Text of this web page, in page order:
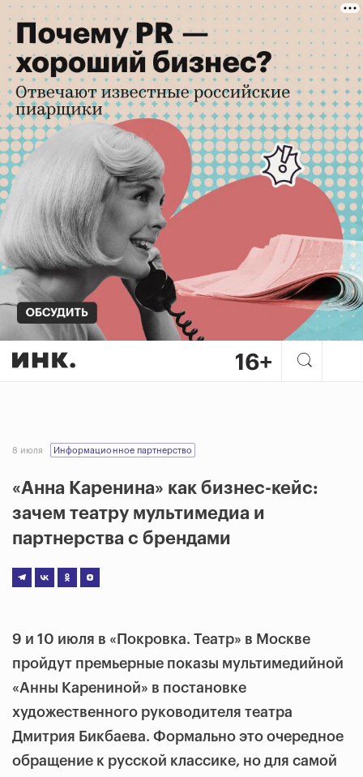
8 июля Информационное партнерство
«Анна Каренина» как бизнес-кейс:
зачем театру мультимедиа и
партнерства с брендами
9 и 10 июля в «Покровка. Театр» в Москве
пройдут премьерные показы мультимедийной
«Анны Карениной» в постановке
художественного руководителя театра
Дмитрия Бикбаева. Формально это очередное
обращение к русской классике, но для самой